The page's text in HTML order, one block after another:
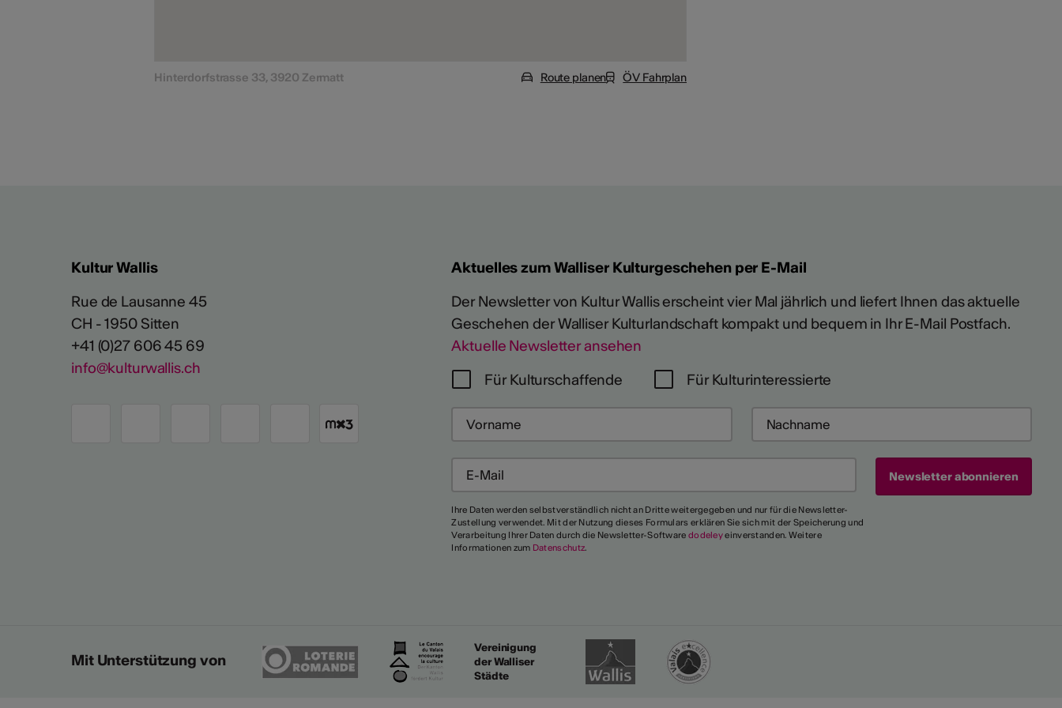
Hinterdorfstrasse 33, 3920 Zermatt Route planen ÖV Fahrplan
Kultur Wallis
Rue de Lausanne 45
CH - 1950 Sitten
+41 (0)27 606 45 69
info@kulturwallis.ch
Aktuelles zum Walliser Kulturgeschehen per E-Mail
Der Newsletter von Kultur Wallis erscheint vier Mal jährlich und liefert Ihnen das aktuelle
Geschehen der Walliser Kulturlandschaft kompakt und bequem in Ihr E-Mail Postfach.
Aktuelle Newsletter ansehen
Für Kulturschaffende
Für Kulturinteressierte
Ihre Daten werden selbstverständlich nicht an Dritte weitergegeben und nur für die Newsletter-
Zustellung verwendet. Mit der Nutzung dieses Formulars erklären Sie sich mit der Speicherung und
Verarbeitung Ihrer Daten durch die Newsletter-Software dodeleyeinverstanden. Weitere
Informationen zum Datenschutz.
Mit Unterstützung von
Vereinigung
der Walliser
Städte